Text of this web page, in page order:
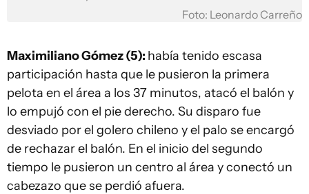
Foto: Leonardo Carreño
Maximiliano Gómez (5): había tenido escasa
participación hasta que le pusieron la primera
pelota en el área a los 37 minutos, atacó el balón y
lo empujó con el pie derecho. Su disparo fue
desviado por el golero chileno y el palo se encargó
de rechazar el balón. En el inicio del segundo
tiempo le pusieron un centro al área y conectó un
cabezazo que se perdió afuera.